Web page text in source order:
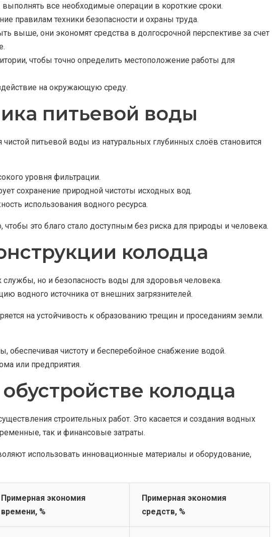
все необходимые операции в короткие сроки.
правилам техники безопасности и охраны труда.
выше, они экономят средства в долгосрочной перспективе за счет
чтобы точно определить местоположение работы для
на окружающую среду.
питьевой воды
питьевой воды из натуральных глубинных слоёв становится
уровня фильтрации.
сохранение природной чистоты исходных вод.
использования водного ресурса.
это благо стало доступным без риска для природы и человека.
колодца
но и безопасность воды для здоровья человека.
водного источника от внешних загрязнителей.
на устойчивость к образованию трещин и проседаниям земли.
чистоту и бесперебойное снабжение водой.
или предприятия.
колодца
строительных работ. Это касается и создания водных
так и финансовые затраты.
использовать инновационные материалы и оборудование,
Примерная экономия
времени, %
Примерная экономия
средств, %